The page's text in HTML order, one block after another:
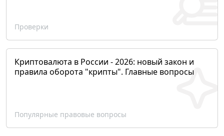
Проверки
Криптовалюта в России - 2026: новый закон и
правила оборота "крипты". Главные вопросы
Популярные правовые вопросы